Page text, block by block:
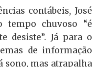
contábeis, José
tempo chuvoso “é
desiste”. Já para o
de informação
sono, mas atrapalha